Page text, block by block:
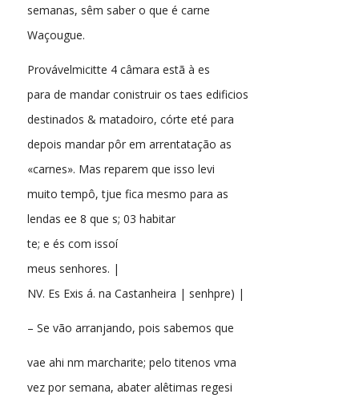
semanas, sêm saber o que é carne
Waçougue.
Provávelmicitte 4 câmara estã à es
para de mandar conistruir os taes edificios
destinados & matadoiro, córte eté para
depois mandar pôr em arrentatação as
«carnes». Mas reparem que isso levi
muito tempô, tjue fica mesmo para as
lendas ee 8 que s; 03 habitar
te; e és com issoí
meus senhores. |
NV. Es Exis á. na Castanheira | senhpre) |
– Se vão arranjando, pois sabemos que
vae ahi nm marcharite; pelo titenos vma
vez por semana, abater alêtimas regesi